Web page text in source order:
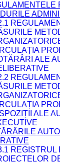
ALE
ALE
REGISTRUL